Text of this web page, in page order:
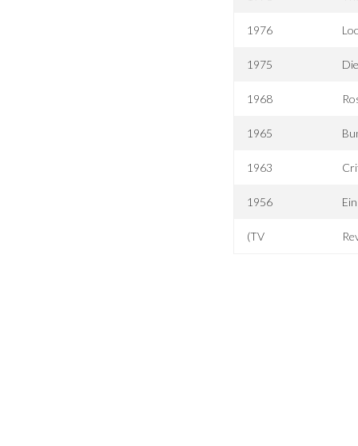
1976
1975
1968
1965
1963
1956
(TV